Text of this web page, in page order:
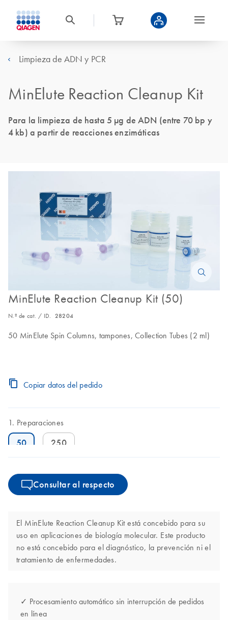
Limpieza de ADN y PCR
MinElute Reaction Cleanup Kit
Para la limpieza de hasta 5 µg de ADN (entre 70 bp y
4 kb) a partir de reacciones enzimáticas
MinElute Reaction Cleanup Kit (50)
N.º de cat. / ID. 28204
50 MinElute Spin Columns, tampones, Collection Tubes (2 ml)
Copiar datos del pedido
Preparaciones
50 250
Consultar al respecto
El MinElute Reaction Cleanup Kit está concebido para su
uso en aplicaciones de biología molecular. Este producto
no está concebido para el diagnóstico, la prevención ni el
tratamiento de enfermedades.
✓ Procesamiento automático sin interrupción de pedidos
en línea